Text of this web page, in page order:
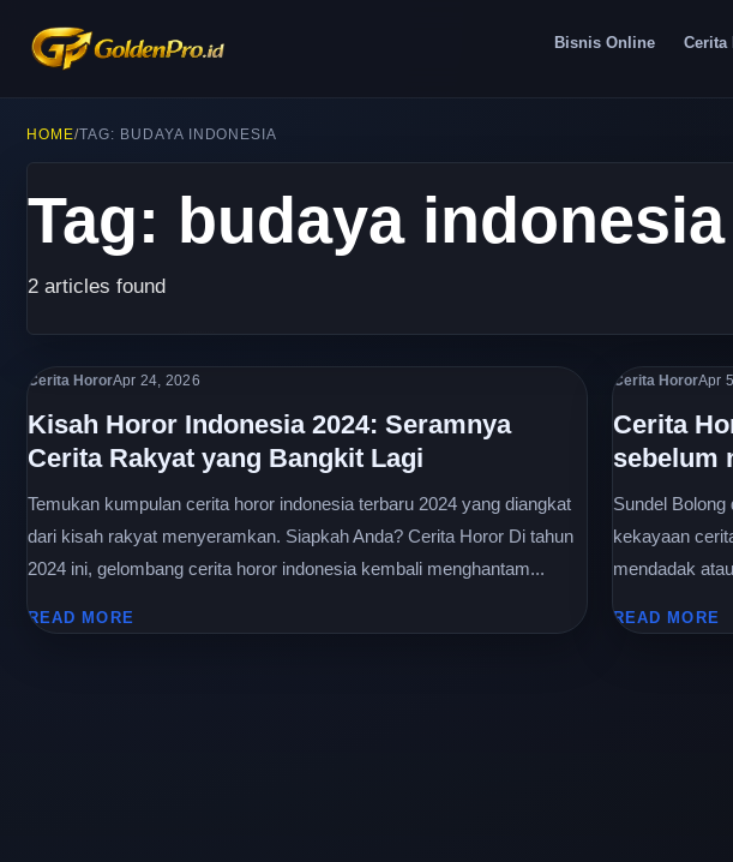
Bisnis Online Cerita
HOME/TAG: BUDAYA INDONESIA
Tag: budaya indonesia
2 articles found
Cerita HororApr 24, 2026
Kisah Horor Indonesia 2024: Seramnya
Cerita Rakyat yang Bangkit Lagi
Temukan kumpulan cerita horor indonesia terbaru 2024 yang diangkat
dari kisah rakyat menyeramkan. Siapkah Anda? Cerita Horor Di tahun
2024 ini, gelombang cerita horor indonesia kembali menghantam...
READ MORE
Cerita HororApr
Cerita
sebelum
Sundel
kekayaan
mendadak
READ MORE